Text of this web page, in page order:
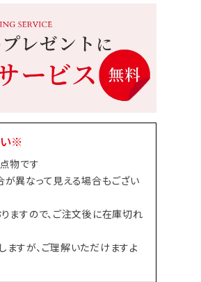
※
物です
異なって見える場合もござい
ますので、ご注文後に在庫切れ
すが、ご理解いただけますよ